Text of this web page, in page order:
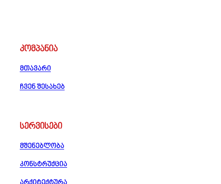
კომპანია
მთავარი
ჩვენ შესახებ
სერვისები
მშენებლობა
კონსტრუქცია